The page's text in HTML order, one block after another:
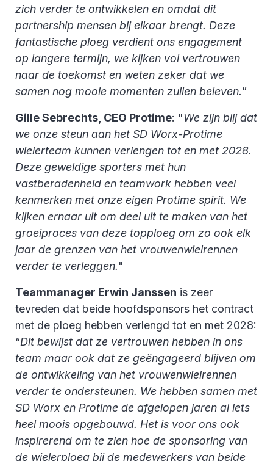
zich verder te ontwikkelen en omdat dit
partnership mensen bij elkaar brengt. Deze
fantastische ploeg verdient ons engagement
op langere termijn, we kijken vol vertrouwen
naar de toekomst en weten zeker dat we
samen nog mooie momenten zullen beleven.”
Gille Sebrechts, CEO Protime: "We zijn blij dat
we onze steun aan het SD Worx-Protime
wielerteam kunnen verlengen tot en met 2028.
Deze geweldige sporters met hun
vastberadenheid en teamwork hebben veel
kenmerken met onze eigen Protime spirit. We
kijken ernaar uit om deel uit te maken van het
groeiproces van deze topploeg om zo ook elk
jaar de grenzen van het vrouwenwielrennen
verder te verleggen."
Teammanager Erwin Janssen is zeer
tevreden dat beide hoofdsponsors het contract
met de ploeg hebben verlengd tot en met 2028:
“Dit bewijst dat ze vertrouwen hebben in ons
team maar ook dat ze geëngageerd blijven om
de ontwikkeling van het vrouwenwielrennen
verder te ondersteunen. We hebben samen met
SD Worx en Protime de afgelopen jaren al iets
heel moois opgebouwd. Het is voor ons ook
inspirerend om te zien hoe de sponsoring van
de wielerploeg bij de medewerkers van beide